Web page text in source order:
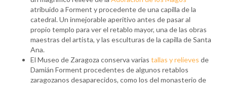
atribuido a Forment y procedente de una capilla de la
catedral. Un inmejorable aperitivo antes de pasar al
propio templo para ver el retablo mayor, una de las obras
maestras del artista, y las esculturas de la capilla de Santa
Ana.
El Museo de Zaragoza conserva varias tallas y relieves de
Damián Forment procedentes de algunos retablos
zaragozanos desaparecidos, como los del monasterio de